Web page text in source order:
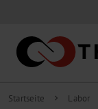
Startseite chevron_right Labor